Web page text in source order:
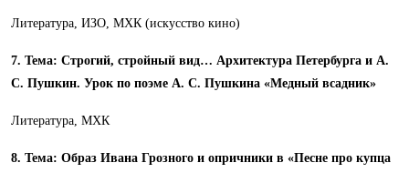
Литература, ИЗО, МХК (искусство кино)
7. Тема: Строгий, стройный вид… Архитектура Петербурга и А.
С. Пушкин. Урок по поэме А. С. Пушкина «Медный всадник»
Литература, МХК
8. Тема: Образ Ивана Грозного и опричники в «Песне про купца